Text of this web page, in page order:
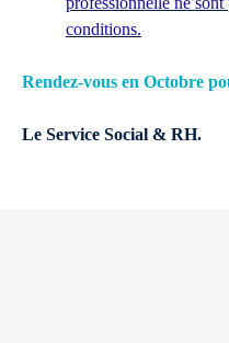
conditions.
Rendez-vous en Octobre
Le Service Social & RH.